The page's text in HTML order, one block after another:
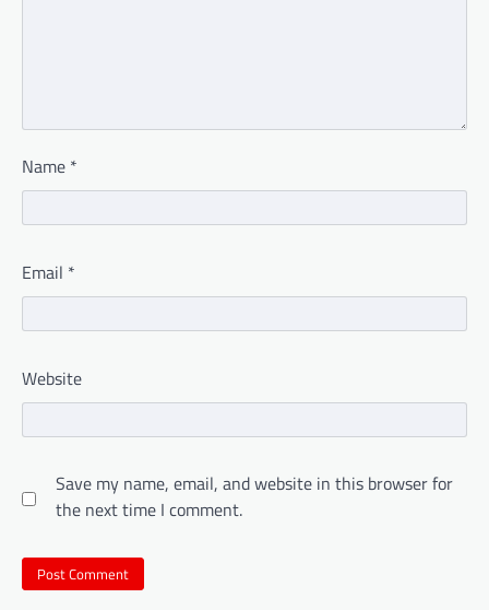
Name *
Email *
Website
Save my name, email, and website in this browser for
the next time I comment.